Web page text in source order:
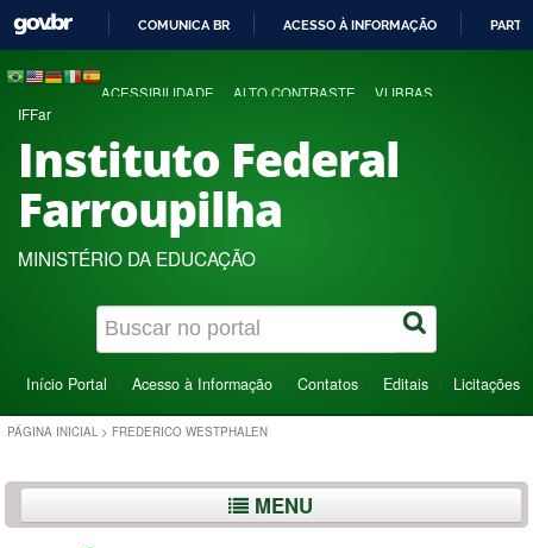
COMUNICA BR ACESSO À INFORMAÇÃO
ACESSIBILIDADE ALTO CONTRASTE VLIBRAS
IFFar
Instituto Federal
Farroupilha
MINISTÉRIO DA EDUCAÇÃO
Início Portal Acesso à Informação Contatos Editais Licitações
PÁGINA INICIAL > FREDERICO WESTPHALEN
MENU